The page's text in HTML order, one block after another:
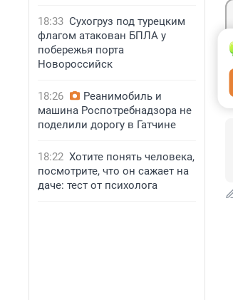
18:33 Сухогруз под турецким
флагом атакован БПЛА у
побережья порта
Новороссийск
18:26
Реанимобиль и
машина Роспотребнадзора не
поделили дорогу в Гатчине
18:22 Хотите понять человека,
посмотрите, что он сажает на
даче: тест от психолога